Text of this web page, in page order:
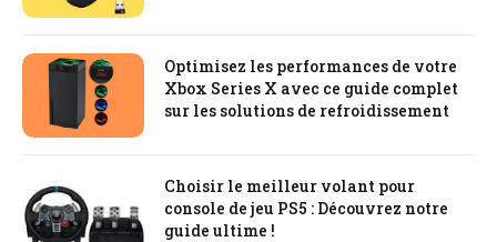
Optimisez les performances de votre
Xbox Series X avec ce guide complet
sur les solutions de refroidissement
Choisir le meilleur volant pour
console de jeu PS5 : Découvrez notre
guide ultime !